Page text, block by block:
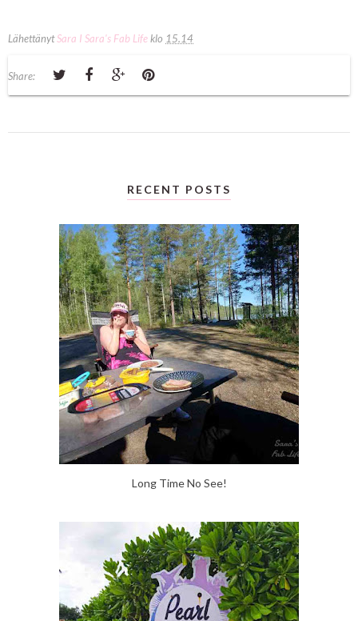
LähettänytSara I Sara's Fab Lifeklo 15.14
Share:
RECENT POSTS
Long Time No See!